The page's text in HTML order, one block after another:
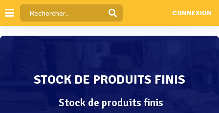
CONNEXION
STOCK DE PRODUITS FINIS
Stock de produits finis